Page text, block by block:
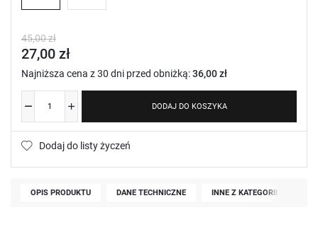
45,00 zł
27,00 zł
Najniższa cena z 30 dni przed obniżką:36,00 zł
DODAJ DO KOSZYKA
Dodaj do listy życzeń
OPIS PRODUKTU DANE TECHNICZNE INNE Z KATEGORII